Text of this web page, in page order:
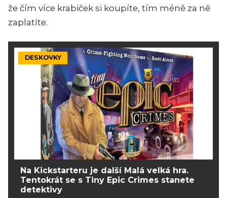
že čím více krabiček si koupíte, tím méně za ně
zaplatíte.
DESKOVKY
Na Kickstarteru je další Malá velká hra.
Tentokrát se s Tiny Epic Crimes stanete
detektivy